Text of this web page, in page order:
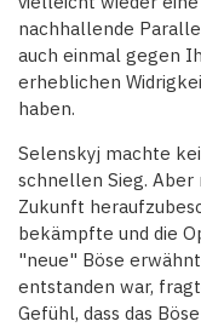
nachhallende
auch einmal gegen
erheblichen
haben.
Selenskyj machte
schnellen Sieg.
Zukunft
bekämpfte und die
"neue" Böse
entstanden war,
Gefühl, dass das